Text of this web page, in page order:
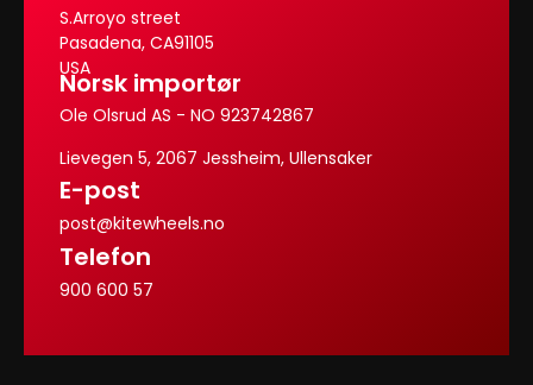
S.Arroyo street
Pasadena, CA91105
USA
Norsk importør
Ole Olsrud AS - NO 923742867
Lievegen 5, 2067 Jessheim, Ullensaker
E-post
post@kitewheels.no
Telefon
900 600 57